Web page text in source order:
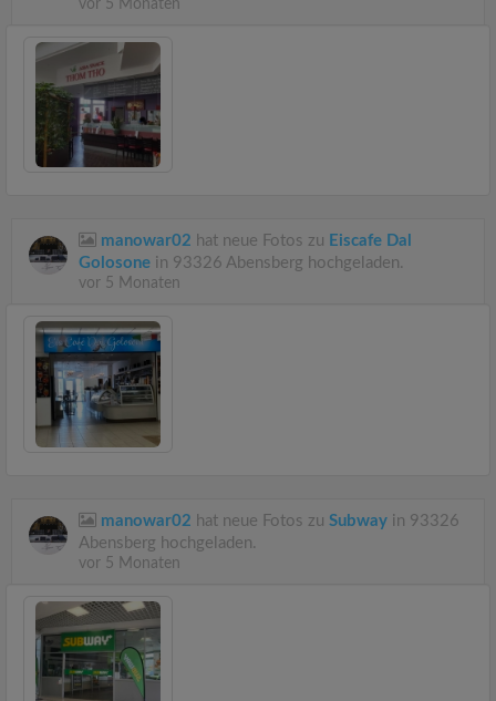
vor 5 Monaten
manowar02 hat neue Fotos zu Eiscafe Dal
Golosone in 93326 Abensberg hochgeladen.
vor 5 Monaten
manowar02 hat neue Fotos zu Subway in 93326
Abensberg hochgeladen.
vor 5 Monaten